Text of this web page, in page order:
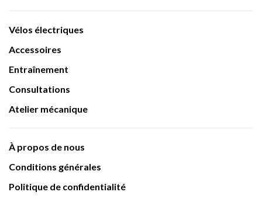
Vélos électriques
Accessoires
Entraînement
Consultations
Atelier mécanique
À propos de nous
Conditions générales
Politique de confidentialité